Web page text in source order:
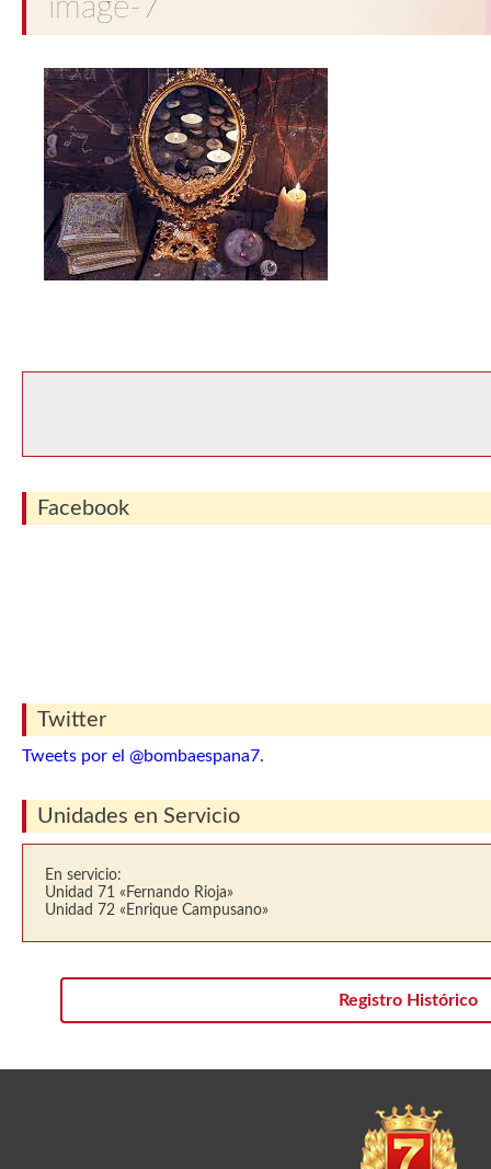
image-7
Facebook
Twitter
Tweets por el @bombaespana7.
Unidades en Servicio
En servicio:
Unidad 71 «Fernando Rioja»
Unidad 72 «Enrique Campusano»
Registro Histórico